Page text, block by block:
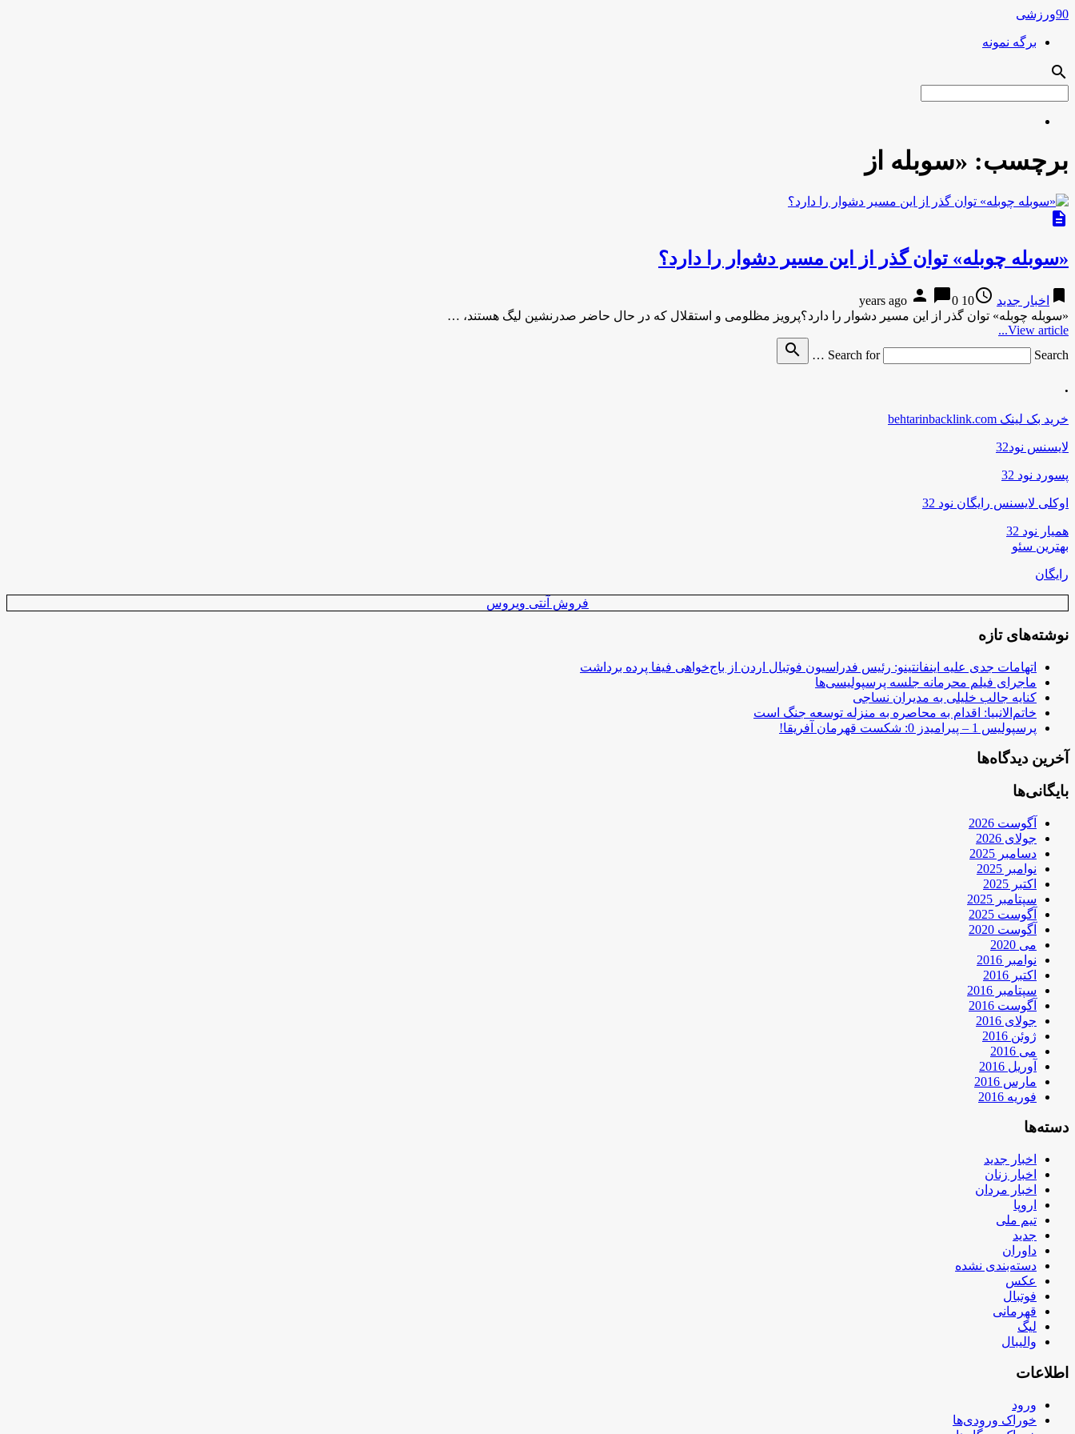
90ورزشی
برگه نمونه
search
برچسب: «سوبله از
description
«سوبله چوبله» توان گذر از این مسیر دشوار را دارد؟
bookmark اخبار جدید access_time
10 years ago
person chat_bubble0
«سوبله چوبله» توان گذر از این مسیر دشوار را دارد؟پرویز مظلومی و استقلال که در حال حاضر صدرنشین لیگ هستند، …
View article...
Search for
Search …
search
.
خرید بک لینک behtarinbacklink.com
لایسنس نود32
پسورد نود 32
اوکلی لایسنس رایگان نود 32
همیار نود 32
بهترین سئو
رایگان
فروش آنتی ویروس
نوشته‌های تازه
اتهامات جدی علیه اینفانتینو: رئیس فدراسیون فوتبال اردن از باج‌خواهی فیفا پرده برداشت
ماجرای فیلم محرمانه جلسه پرسپولیسی‌ها
کنایه جالب خلیلی به مدیران نساجی
خاتم‌الانبیا: اقدام به محاصره به منزله توسعه جنگ است
پرسپولیس 1 – پیرامیدز 0: شکست قهرمان آفریقا!
آخرین دیدگاه‌ها
بایگانی‌ها
آگوست 2026
جولای 2026
دسامبر 2025
نوامبر 2025
اکتبر 2025
سپتامبر 2025
آگوست 2025
آگوست 2020
می 2020
نوامبر 2016
اکتبر 2016
سپتامبر 2016
آگوست 2016
جولای 2016
ژوئن 2016
می 2016
آوریل 2016
مارس 2016
فوریه 2016
دسته‌ها
اخبار جدید
اخبار زنان
اخبار مردان
اروپا
تیم ملی
جدید
داوران
دسته‌بندی نشده
عکس
فوتبال
قهرمانی
لیگ
والیبال
اطلاعات
ورود
خوراک ورودی‌ها